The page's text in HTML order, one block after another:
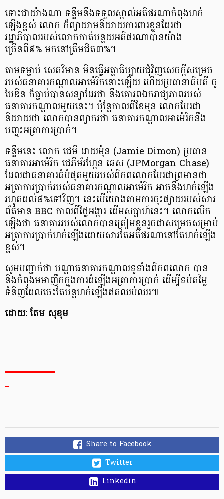
ទោះជាយ៉ាងណា ទន្ទឹមនឹងទទួលស្គាល់អតិផរណាកំពុងហក់
ឡើងខ្ពស់ លោក ក៏ព្យាយាមនិយាយការពារខ្លួនដែរថា
រដ្ឋាភិបាលរបស់លោកកាត់បន្ថយអតិផរណាបានយ៉ាង
ច្រើនពី៩% មកនៅត្រឹមជិត៣%។
តាមទម្លាប់ សេតវិមាន មិនធ្វើអត្ថាធិប្បាយជុំវិញសេចក្ដីសម្រេច
របស់ធនាគារកណ្ដាលអាម៉េរិកនោះឡើយ ហើយប្រធានាធិបតី ចូ
បៃឌិន ក៏ធ្លាប់បានសន្យាដែរថា នឹងគោរពឯករាជ្យភាពរបស់
ធនាគារកណ្ដាលមួយនេះ។ ប៉ុន្តែកាលពីខែមុន លោកបែរជា
និយាយថា លោកបានព្យាករថា ធនាគារកណ្ដាលអាម៉េរិកនឹង
បញ្ចុះអត្រាការប្រាក់។
ទន្ទឹមនេះ លោក ជេមី ដាយម៉ុន (Jamie Dimon) ប្រធាន
ធនាគារអាម៉េរិក ជេភីម័រហ្គែន ឆេស (JPMorgan Chase)
ដែលជាធនាគារធំបំផុតមួយរបស់ពិភពលោកបែរជាព្រមានថា
អត្រាការប្រាក់របស់ធនាគារកណ្ដាលអាម៉េរិក អាចនឹងហក់ឡើង
រហូតដល់៨%ទៅវិញ។ នេះបើយោងតាមការចុះផ្សាយរបស់សារ
ព័ត៌មាន BBC កាលពីថ្ងៃអង្គារ ដើមសប្ដាហ៍នេះ។ លោកលើក
ឡើងថា ធនាគាររបស់លោកបានត្រៀមខ្លួនរួចជាសម្រេចសម្រាប់
អត្រាការប្រាក់ហក់ឡើងដោយសារតែអតិផរណានៅតែហក់ឡើង
ខ្ពស់។
សូមបញ្ជាក់ថា បណ្ដាធនាគារកណ្ដាលទូទាំងពិភពលោក បាន
និងកំពុងមមាញឹកក្នុងការដំឡើងអត្រាការប្រាក់ ដើម្បីទប់តម្លៃ
ទំនិញដែលចេះតែបន្តហក់ឡើងឥតឈប់ឈរ៕
ដោយ: តែម សុខុម
_
Share to Facebook
Twitter
Linkedin